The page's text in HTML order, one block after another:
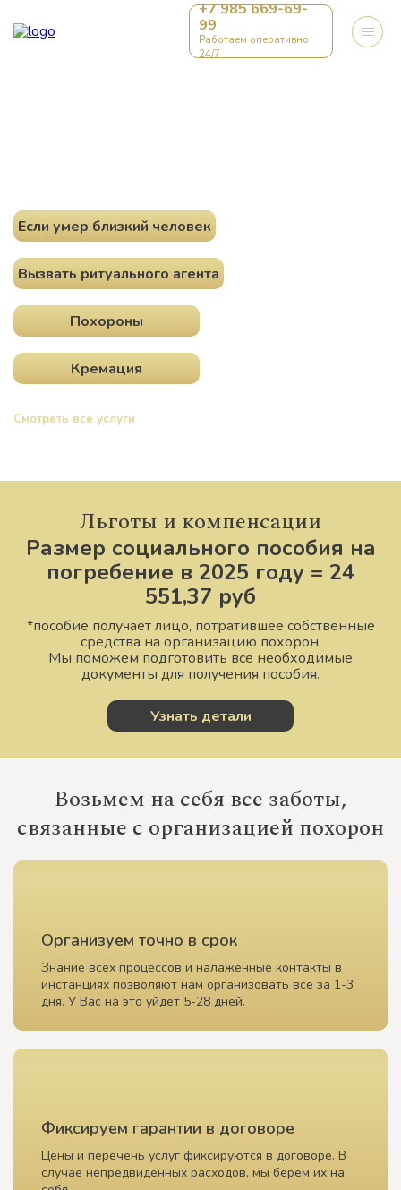
+7 985 669-69-
99
Работаем оперативно
24/7
Если умер близкий человек
Вызвать ритуального агента
Похороны
Кремация
Смотреть все услуги
Льготы и компенсации
Размер социального пособия на
погребение в 2025 году = 24
551,37 руб
*пособие получает лицо, потратившее собственные
средства на организацию похорон.
Мы поможем подготовить все необходимые
документы для получения пособия.
Узнать детали
Возьмем на себя все заботы,
связанные с организацией похорон
Организуем точно в срок
Знание всех процессов и налаженные контакты в
инстанциях позволяют нам организовать все за 1-3
дня. У Вас на это уйдет 5-28 дней.
Фиксируем гарантии в договоре
Цены и перечень услуг фиксируются в договоре. В
случае непредвиденных расходов, мы берем их на